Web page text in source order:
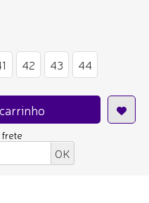
42 43 44